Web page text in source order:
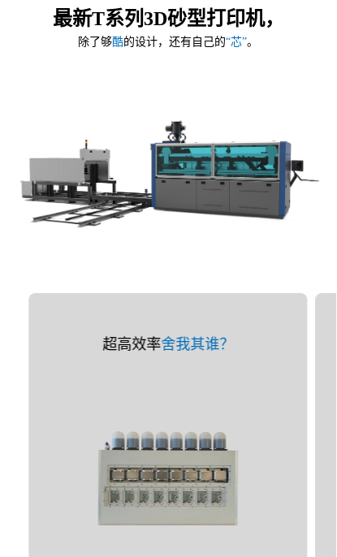
最新T系列3D砂型打印机，
除了够酷的设计，还有自己的“芯”。
超高效率舍我其谁？